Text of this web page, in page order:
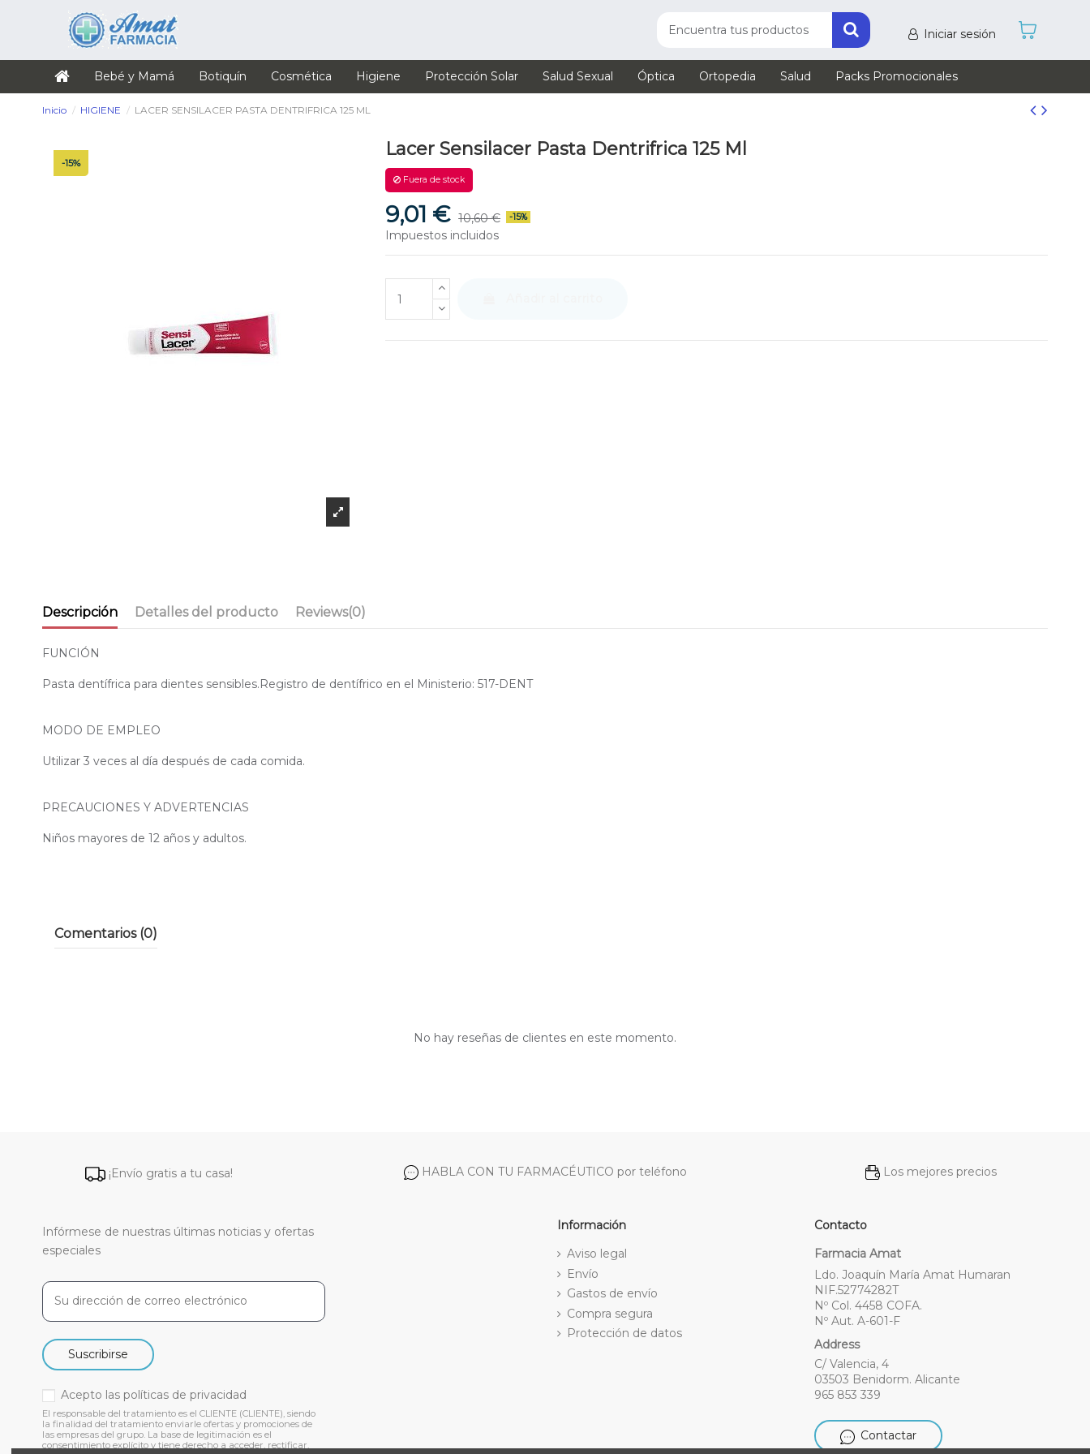
Iniciar sesión
Bebé y Mamá Botiquín Cosmética Higiene Protección Solar Salud Sexual Óptica Ortopedia Salud Packs Promocionales
Inicio HIGIENE LACER SENSILACER PASTA DENTRIFRICA 125 ML
-15%
Lacer Sensilacer Pasta Dentrifrica 125 Ml
Fuera de stock
9,01 € 10,60 € -15%
Impuestos incluidos
Descripción Detalles del producto Reviews(0)
FUNCIÓN
Pasta dentífrica para dientes sensibles.Registro de dentífrico en el Ministerio: 517-DENT
MODO DE EMPLEO
Utilizar 3 veces al día después de cada comida.
PRECAUCIONES Y ADVERTENCIAS
Niños mayores de 12 años y adultos.
Comentarios (0)
No hay reseñas de clientes en este momento.
¡Envío gratis a tu casa! HABLA CON TU FARMACÉUTICO por teléfono Los mejores precios
Infórmese de nuestras últimas noticias y ofertas
especiales
Suscribirse
Acepto las políticas de privacidad
El responsable del tratamiento es el CLIENTE (CLIENTE), siendo
la finalidad del tratamiento enviarle ofertas y promociones de
las empresas del grupo. La base de legitimación es el
consentimiento explícito y tiene derecho a acceder, rectificar,
Información
Aviso legal
Envío
Gastos de envío
Compra segura
Protección de datos
Contacto
Farmacia Amat
Ldo. Joaquín María Amat Humaran
NIF.52774282T
Nº Col. 4458 COFA.
Nº Aut. A-601-F
Address
C/ Valencia, 4
03503 Benidorm. Alicante
965 853 339
Contactar